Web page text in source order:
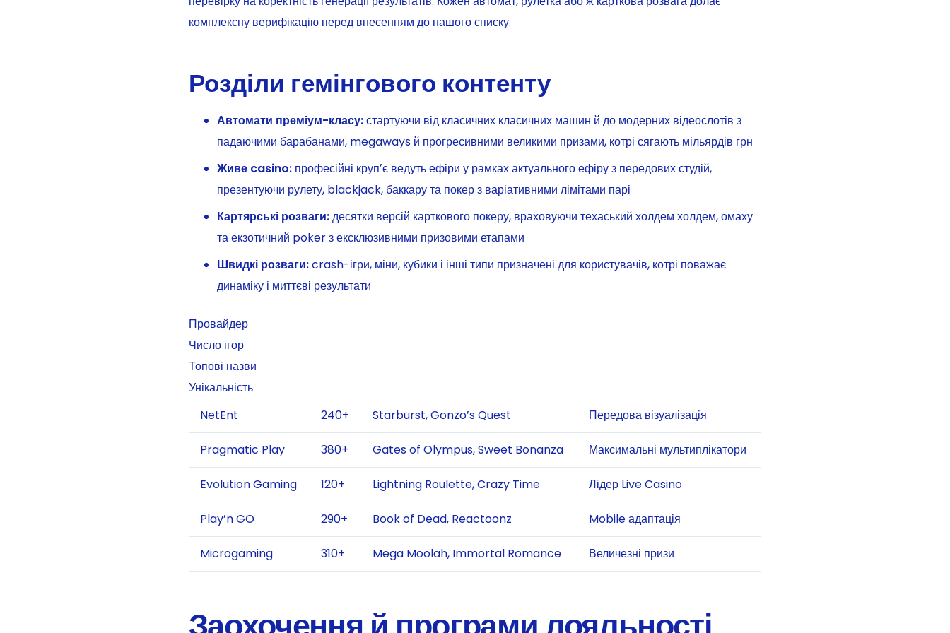
комплексну верифікацію перед внесенням до нашого списку.
Розділи гемінгового контенту
Автомати преміум-класу:стартуючи від класичних класичних машин й до модерних відеослотів з
падаючими барабанами, megaways й прогресивними великими призами, котрі сягають мільярдів грн
Живе casino:професійні крупʼє ведуть ефіри у рамках актуального ефіру з передових студій,
презентуючи рулету, blackjack, баккару та покер з варіативними лімітами парі
Картярські розваги:десятки версій карткового покеру, враховуючи техаський холдем холдем, омаху
та екзотичний poker з ексклюзивними призовими етапами
Швидкі розваги:crash-ігри, міни, кубики і інші типи призначені для користувачів, котрі поважає
динаміку і миттєві результати
Провайдер
Число ігор
Топові назви
Унікальність
NetEnt
240+ Starburst, Gonzo’s Quest Передова візуалізація
Pragmatic Play 380+ Gates of Olympus, Sweet Bonanza Максимальні мультиплікатори
Evolution Gaming 120+ Lightning Roulette, Crazy Time Лідер Live Casino
Play’n GO 290+ Book of Dead, Reactoonz Mobile адаптація
Microgaming 310+ Mega Moolah, Immortal Romance Величезні призи